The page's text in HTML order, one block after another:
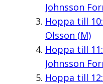
Johnsson
Hoppa till
Olsson (M)
Hoppa till
Johnsson
Hoppa till